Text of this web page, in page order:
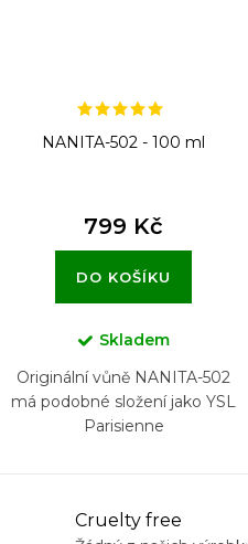
NANITA-502 - 100 ml
799 Kč
DO KOŠÍKU
Skladem
Originální vůně NANITA-502
má podobné složení jako YSL
Parisienne
Cruelty free